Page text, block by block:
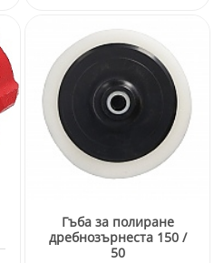
Гъба за полиране
дребнозърнеста 150 /
50